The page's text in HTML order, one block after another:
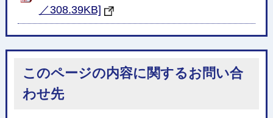
／308.39KB]
このページの内容に関するお問い合
わせ先